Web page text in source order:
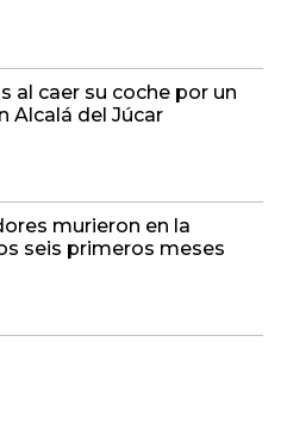
al caer su coche por un
Alcalá del Júcar
murieron en la
seis primeros meses